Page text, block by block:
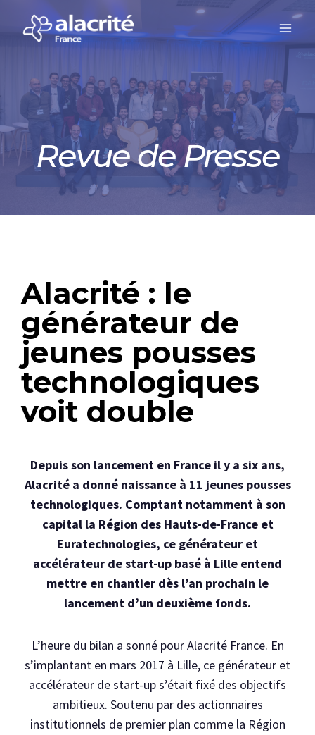
Revue de Presse
Alacrité : le
générateur de
jeunes pousses
technologiques
voit double
Depuis son lancement en France il y a six ans,
Alacrité a donné naissance à 11 jeunes pousses
technologiques. Comptant notamment à son
capital la Région des Hauts-de-France et
Euratechnologies, ce générateur et
accélérateur de start-up basé à Lille entend
mettre en chantier dès l’an prochain le
lancement d’un deuxième fonds.
L’heure du bilan a sonné pour Alacrité France. En
s’implantant en mars 2017 à Lille, ce générateur et
accélérateur de start-up s’était fixé des objectifs
ambitieux. Soutenu par des actionnaires
institutionnels de premier plan comme la Région